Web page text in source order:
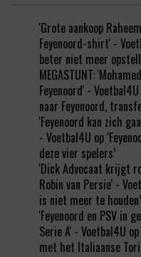
'Grote aankoop
Feyenoord-shirt' -
beter niet meer
MEGASTUNT:
Feyenoord' - Voetbal4U
naar Feyenoord,
'Feyenoord kan zich
- Voetbal4U op
deze vier spelers’
'Dick Advocaat krijgt
Robin van Persie' -
is niet meer te houden’
'Feyenoord en PSV in
Serie A' - Voetbal4U op
met het Italiaanse